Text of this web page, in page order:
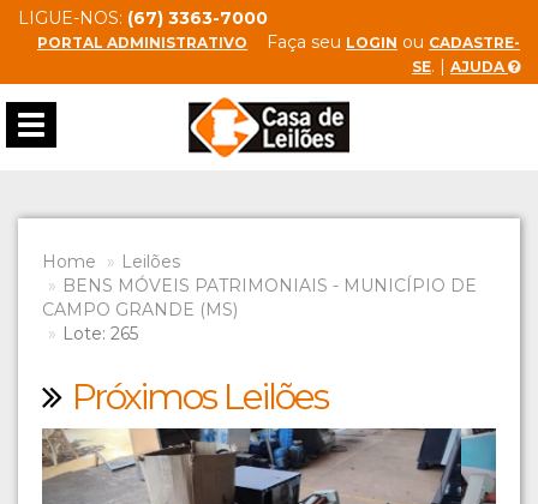
LIGUE-NOS: (67) 3363-7000
PORTAL ADMINISTRATIVO Faça seu LOGIN ou CADASTRE-
SE. | AJUDA
Toggle
navigation
Home
Leilões
BENS MÓVEIS PATRIMONIAIS - MUNICÍPIO DE
CAMPO GRANDE (MS)
Lote: 265
Próximos Leilões
Previous Next